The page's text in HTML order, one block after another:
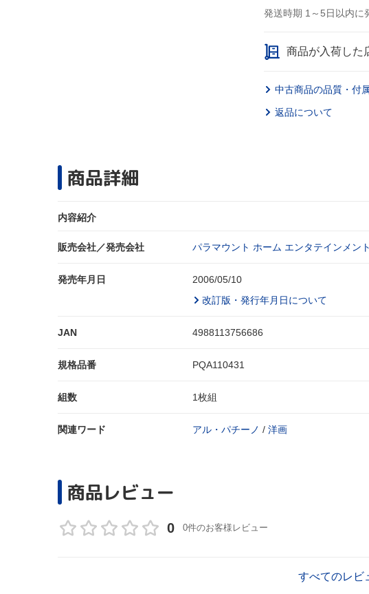
発送時期 1～5日以内に
商品が入荷した
中古商品の品質・付
返品について
商品詳細
内容紹介
販売会社／発売会社 パラマウント ホーム エンタテインメン
発売年月日
2006/05/10
改訂版・発行年月日について
JAN 4988113756686
規格品番 PQA110431
組数 1枚組
関連ワード アル・パチーノ / 洋画
商品レビュー
0 0件のお客様レビュー
すべてのレビ